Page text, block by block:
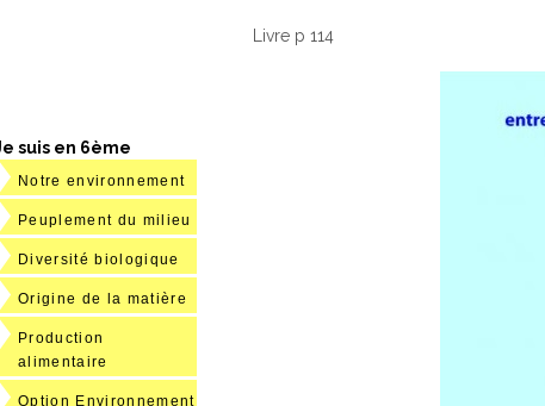
Livre p 114
suis en 6ème
Notre environnement
Peuplement du milieu
Diversité biologique
Origine de la matière
Production
alimentaire
Option Environnement